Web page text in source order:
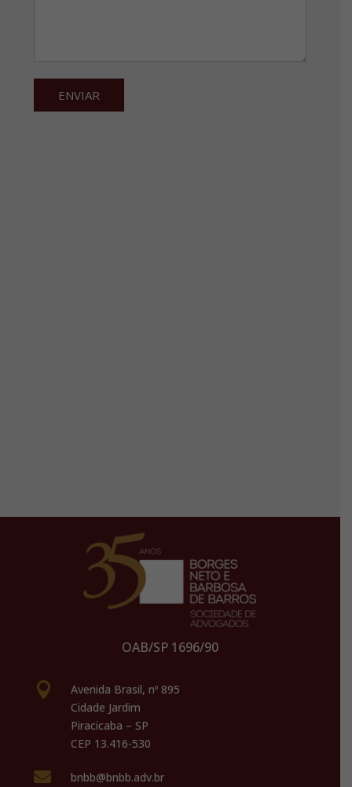
OAB/SP 1696/90

Avenida Brasil, nº 895
Cidade Jardim
Piracicaba – SP
CEP 13.416-530
 bnbb@bnbb.adv.br